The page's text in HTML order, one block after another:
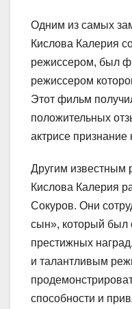
Одним из самых
Кислова Калерия
режиссером, был
режиссером
Этот фильм
положительных
актрисе признание
Другим известным
Кислова Калерия
Сокуров. Они
сын», который был
престижных
и талантливым
способности и